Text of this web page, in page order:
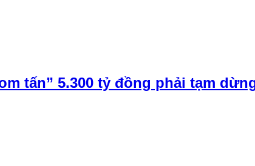
tấn” 5.300 tỷ đồng phải tạm